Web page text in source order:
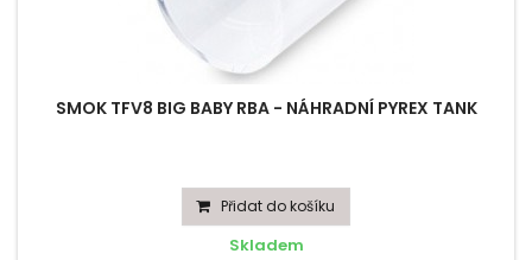
SMOK TFV8 BIG BABY RBA - NÁHRADNÍ PYREX TANK
Přidat do košíku
Skladem